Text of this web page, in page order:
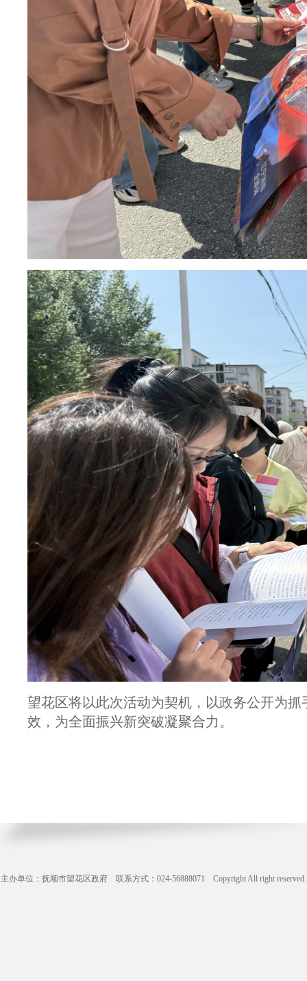
望花区将以此次活动为契机，以政务公开为
效，为全面振兴新突破凝聚合力。
主办单位：抚顺市望花区政府 联系方式：024-56888071 Copyright All right